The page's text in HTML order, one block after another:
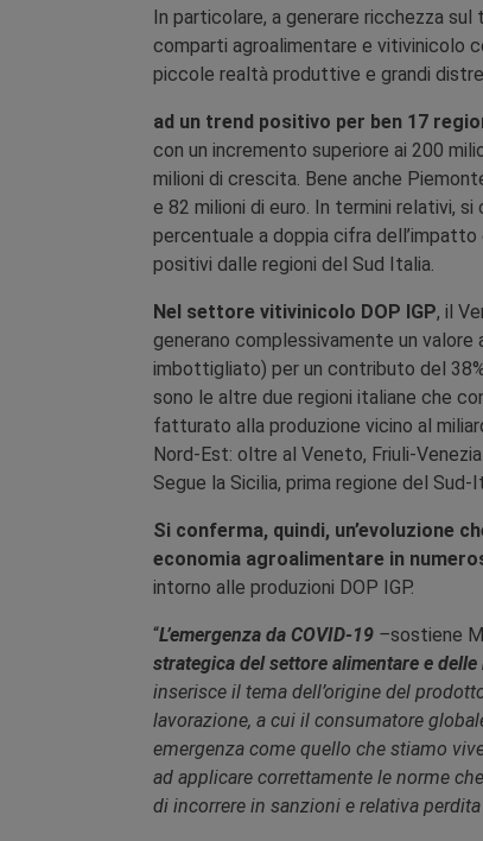
In particolare, a generare ricchezza
comparti agroalimentare e vitivinicolo
piccole realtà produttive e grandi
ad un trend positivo per ben 17
con un incremento superiore ai 200
milioni di crescita. Bene anche
e 82 milioni di euro. In termini relativi,
percentuale a doppia cifra dell’impatto
positivi dalle regioni del Sud Italia.
Nel settore vitivinicolo DOP IGP, il
generano complessivamente un valore
imbottigliato) per un contributo del
sono le altre due regioni italiane che
fatturato alla produzione vicino al
Nord-Est: oltre al Veneto, Friuli-
Segue la Sicilia, prima regione del
Si conferma, quindi, un’evoluzione
economia agroalimentare in
intorno alle produzioni DOP IGP.
“L’emergenza da COVID-19 –sostiene
strategica del settore alimentare e
inserisce il tema dell’origine del
lavorazione, a cui il consumatore
emergenza come quello che stiamo
ad applicare correttamente le norme
di incorrere in sanzioni e relativa